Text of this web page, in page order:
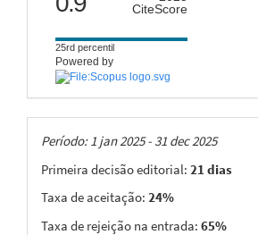
CiteScore
25rd percentil
Powered by
Taxas
Período: 1 jan 2025 - 31 dec 2025
Primeira decisão editorial: 21 dias
Taxa de aceitação: 24%
Taxa de rejeição na entrada: 65%